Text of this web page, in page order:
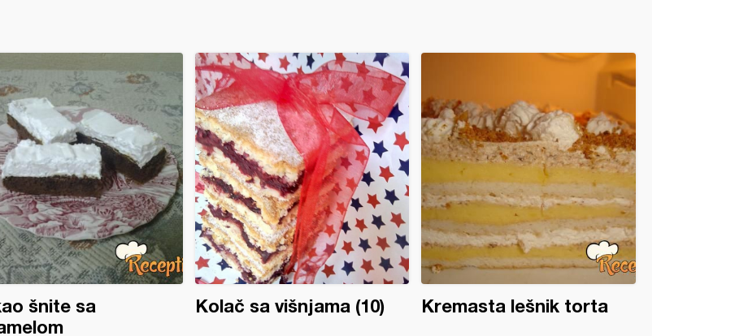
šnite sa
Kolač sa višnjama (10) Kremasta lešnik torta